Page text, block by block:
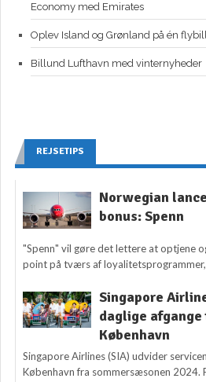
Economy med Emirates
Oplev Island og Grønland på én
Billund Lufthavn med vinternyheder
REJSETIPS
Norwegian
bonus: Spenn
"Spenn" vil gøre det lettere at optjene
point på tværs af
Singapore
daglige
København
Singapore Airlines (SIA) udvider
København fra sommersæsonen 2024.